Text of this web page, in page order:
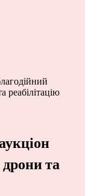
реабілітацію
та